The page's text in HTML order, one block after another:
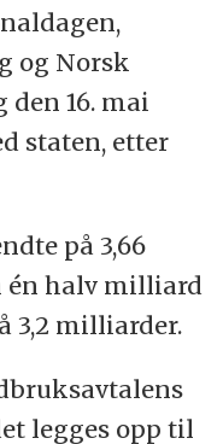
og Norsk
16. mai
staten, etter
på 3,66
én halv milliard
3,2 milliarder.
legges opp til